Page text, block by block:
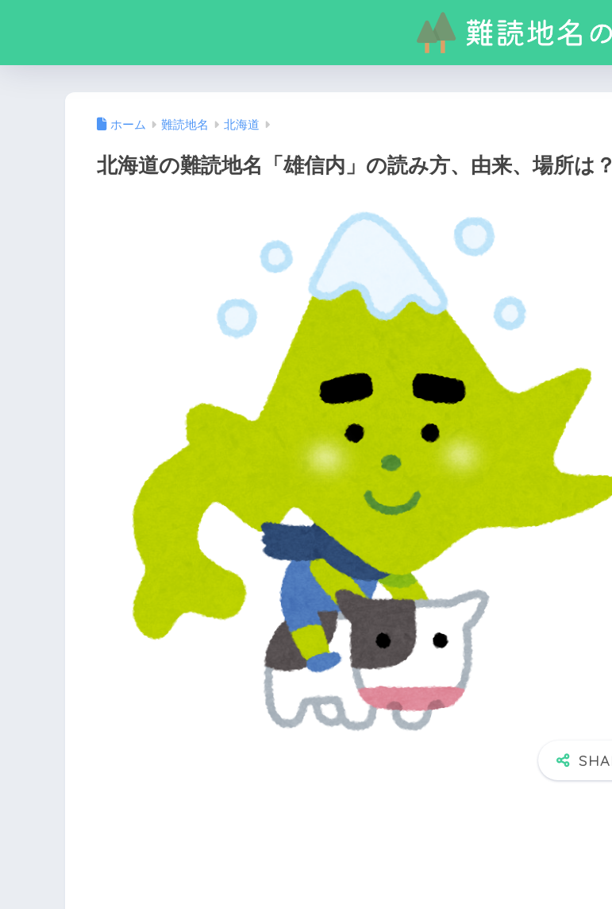
ホーム 難読地名 北海道
北海道の難読地名「雄信内」の読み方、由来、場所は？